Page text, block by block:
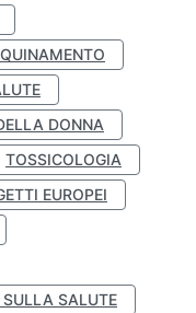
DONNA
TOSSICOLOGIA
EUROPEI
SALUTE